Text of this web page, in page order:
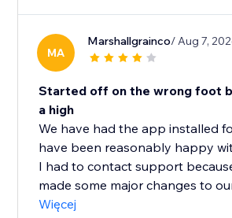
MA
Marshallgrainco/ Aug 7,
Started off on the wrong foot
a high
We have had the app installed
have been reasonably happy
I had to contact support
made some major changes to
Więcej